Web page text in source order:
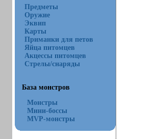
Предметы
Оружие
Эквип
Карты
Приманки для петов
Яйца питомцев
Акцессы питомцев
Стрелы/снаряды
База монстров
Монстры
Мини-боссы
MVP-монстры